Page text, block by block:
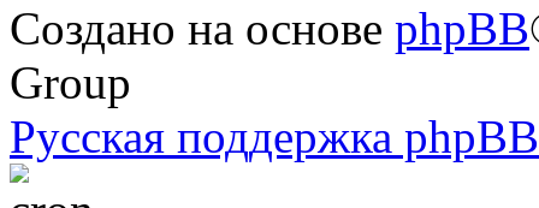
Создано на основе phpBB
Group
Русская поддержка phpBB